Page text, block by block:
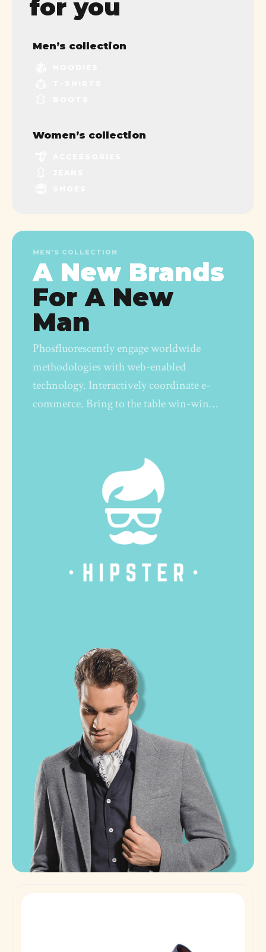
for you
Men’s collection
Women’s collection
MEN’S COLLECTION
A New Brands
For A New
Man
Phosfluorescently engage worldwide
methodologies with web-enabled
technology. Interactively coordinate e-
commerce. Bring to the table win-win